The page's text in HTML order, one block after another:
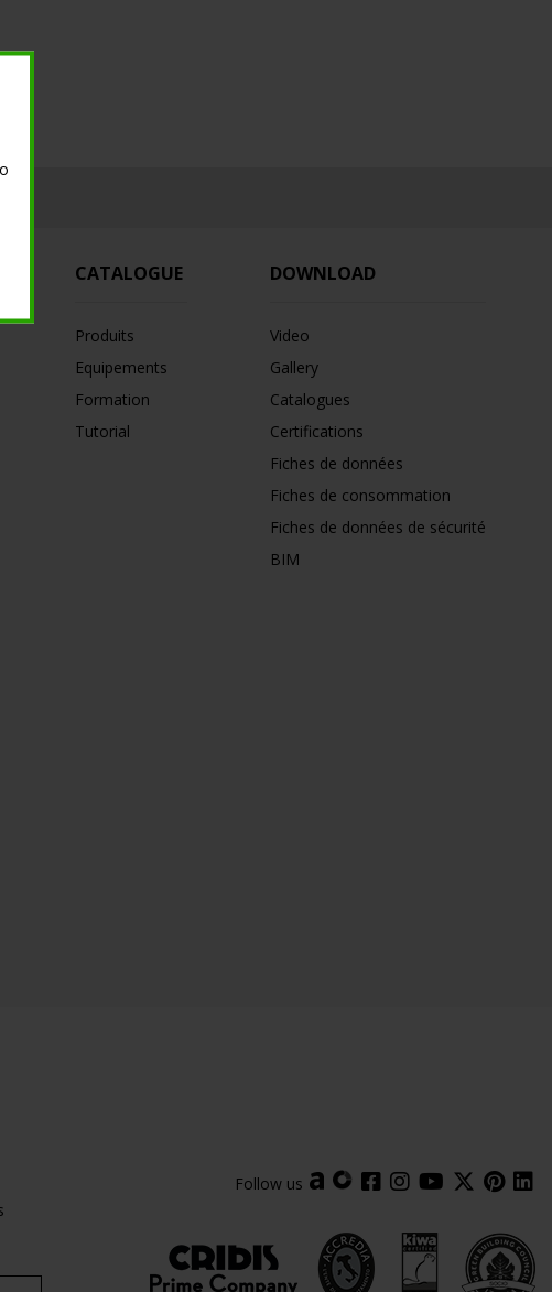
CATALOGUE
Produits
Equipements
Formation
Tutorial
DOWNLOAD
Video
Gallery
Catalogues
Certifications
Fiches de données
Fiches de consommation
Fiches de données de sécurité
BIM
Follow us